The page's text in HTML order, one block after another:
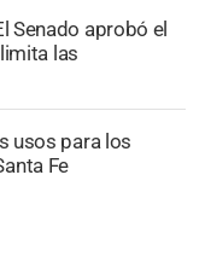
Senado aprobó el
las
usos para los
Fe